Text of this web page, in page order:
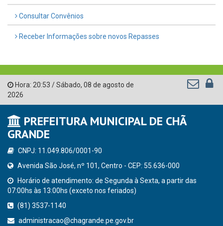
Consultar Convênios
Receber Informações sobre novos Repasses
Hora: 20:53 /Sábado, 08 de agosto de
2026
PREFEITURA MUNICIPAL DE CHÃ
GRANDE
CNPJ: 11.049.806/0001-90
Avenida São José, nº 101, Centro - CEP: 55.636-000
Horário de atendimento: de Segunda à Sexta, a partir das
07:00hs às 13:00hs (exceto nos feriados)
(81) 3537-1140
administracao@chagrande.pe.gov.br